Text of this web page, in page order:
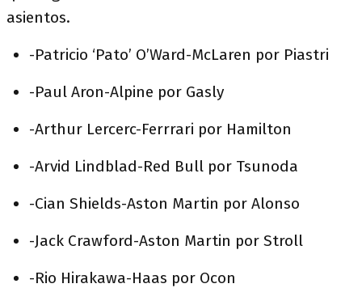
asientos.
-Patricio ‘Pato’ O’Ward-McLaren por Piastri
-Paul Aron-Alpine por Gasly
-Arthur Lercerc-Ferrrari por Hamilton
-Arvid Lindblad-Red Bull por Tsunoda
-Cian Shields-Aston Martin por Alonso
-Jack Crawford-Aston Martin por Stroll
-Rio Hirakawa-Haas por Ocon